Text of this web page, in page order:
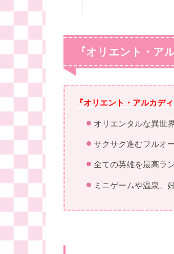
『オリエント・ア
『オリエント・アルカデ
オリエンタルな異世
サクサク進むフルオ
全ての英雄を最高ラ
ミニゲームや温泉、